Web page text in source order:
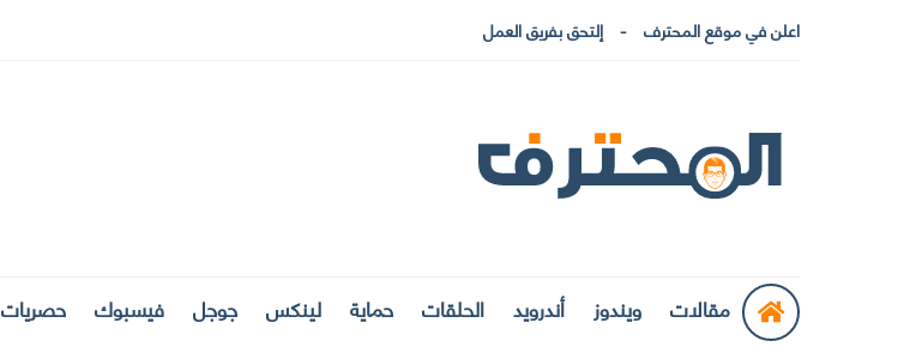
اعلن في موقع المحترف إلتحق بفريق العمل
مقالات ويندوز أندرويد الحلقات حماية لينكس جوجل فيسبوك حصريات